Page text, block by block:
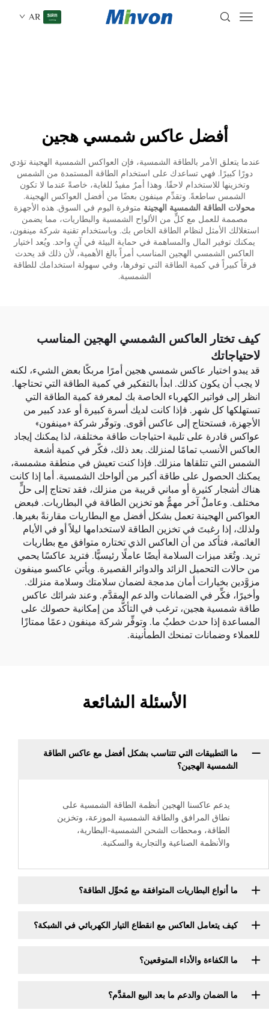
AR
أفضل عاكس شمسي هجين
عندما يتعلق الأمر بالطاقة الشمسية، فإن العواكس الشمسية الهجينة تؤدي
دورًا كبيرًا. فهي تساعدك على استخدام الطاقة المستمدة من الشمس
وتخزينها للاستخدام لاحقًا. وهذا أمرٌ مفيدٌ للغاية، خاصةً عندما لا تكون
الشمس ساطعةً. وتقدِّم مينفون بعضًا من أفضل العواكس الهجينة.
محولات الطاقة الشمسية الهجينة متوفرة اليوم في السوق. هذه الأجهزة
مصممة للعمل مع كلٍّ من الألواح الشمسية والبطاريات، مما يضمن
استغلالك الأمثل لنظام الطاقة الخاص بك. وباستخدام تقنية شركة مينفون،
يمكنك توفير المال والمساهمة في حماية البيئة في آنٍ واحد. ويُعد اختيار
العاكس الشمسي الهجين المناسب أمراً بالغ الأهمية، لأن ذلك قد يحدث
فرقاً كبيراً في كمية الطاقة التي توفرها، وفي سهولة استخدامك للطاقة
الشمسية.
كيف تختار العاكس الشمسي الهجين المناسب
لاحتياجاتك
قد يبدو اختيار عاكس شمسي هجين أمرًا مربكًا بعض الشيء، لكنه
لا يجب أن يكون كذلك. ابدأ بالتفكير في كمية الطاقة التي تحتاجها.
انظر إلى فواتير الكهرباء الخاصة بك لمعرفة كمية الطاقة التي
تستهلكها كل شهر. فإذا كانت لديك أسرة كبيرة أو عدد كبير من
الأجهزة، فستحتاج إلى عاكس أقوى. وتوفّر شركة «مينفون»
عواكس قادرة على تلبية احتياجات طاقة مختلفة، لذا يمكنك إيجاد
العاكس الأنسب تمامًا لمنزلك. بعد ذلك، فكّر في كمية أشعة
الشمس التي تتلقاها منزلك. فإذا كنت تعيش في منطقة مشمسة،
يمكنك الحصول على طاقة أكبر من ألواحك الشمسية. أما إذا كانت
هناك أشجار كثيرة أو مباني قريبة من منزلك، فقد تحتاج إلى حلٍّ
مختلف. وعاملٌ آخر مهمٌّ هو تخزين الطاقة في البطاريات. فبعض
العواكس الهجينة تعمل بشكل أفضل مع البطاريات مقارنةً بغيرها.
ولذلك، إذا رغبتَ في تخزين الطاقة لاستخدامها ليلاً أو في الأيام
الغائمة، فتأكد من أن العاكس الذي تختاره متوافق مع بطاريات
تريد. وتُعَد ميزات السلامة أيضًا عاملًا رئيسيًّا. فتريد عاكسًا يحمي
من حالات التحميل الزائد والدوائر القصيرة. ويأتي عاكسو مينفون
مزوَّدين بخيارات أمان مدمجة لضمان سلامتك وسلامة منزلك.
وأخيرًا، فكِّر في الضمانات والدعم المقدَّم. وعند شرائك عاكس
طاقة شمسية هجين، ترغب في التأكُّد من إمكانية حصولك على
المساعدة إذا حدث خطبٌ ما. وتوفِّر شركة مينفون دعمًا ممتازًا
للعملاء وضمانات تمنحك الطمأنينة.
الأسئلة الشائعة
ما التطبيقات التي تتناسب بشكل أفضل مع عاكس الطاقة
الشمسية الهجين؟
يدعم عاكسنا الهجين أنظمة الطاقة الشمسية على
نطاق المرافق والطاقة الشمسية الموزعة، وتخزين
الطاقة، ومحطات الشحن الشمسية-البطارية،
والأنظمة الصناعية والتجارية والسكنية.
ما أنواع البطاريات المتوافقة مع مُحوِّل الطاقة؟
كيف يتعامل العاكس مع انقطاع التيار الكهربائي في الشبكة؟
ما الكفاءة والأداء المتوقعين؟
ما الضمان والدعم ما بعد البيع المقدَّم؟